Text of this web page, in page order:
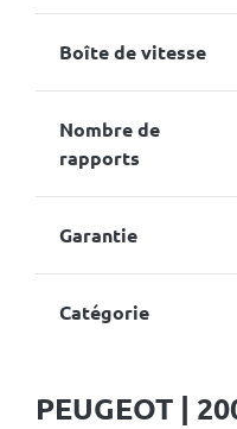
Boîte de vitesse
Nombre de
rapports
Garantie
Catégorie
PEUGEOT |